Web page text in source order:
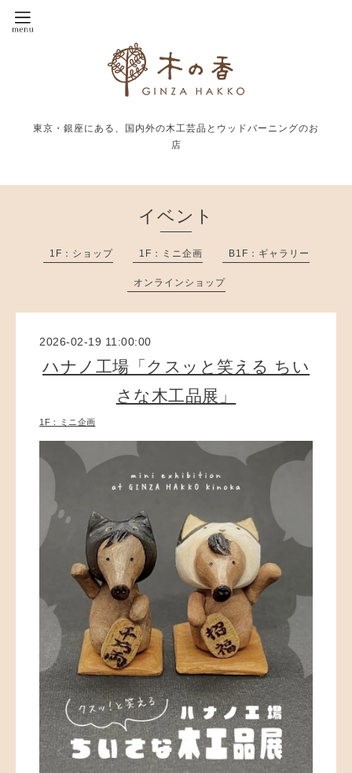
東京・銀座にある、国内外の木工芸品とウッドバーニングのお
店
イベント
1F：ショップ 1F：ミニ企画 B1F：ギャラリー
オンラインショップ
2026-02-19 11:00:00
ハナノ工場「クスッと笑える ちい
さな木工品展」
1F：ミニ企画